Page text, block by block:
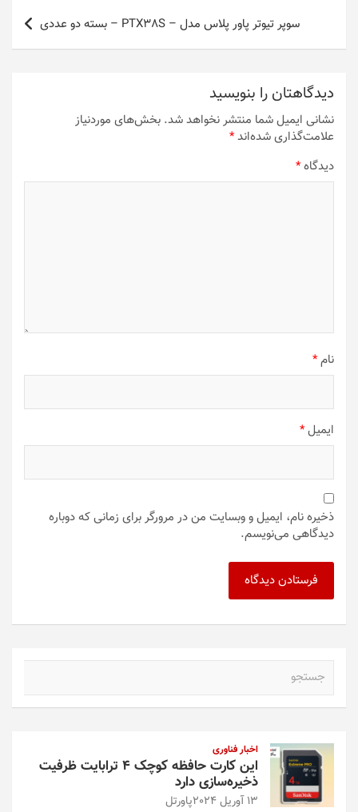
سوپر تیوتر پاور پلاس مدل – PTX38S – بسته دو عددی
دیدگاهتان را بنویسید
نشانی ایمیل شما منتشر نخواهد شد. بخش‌های موردنیاز
علامت‌گذاری شده‌اند*
دیدگاه*
نام*
ایمیل*
ذخیره نام، ایمیل و وبسایت من در مرورگر برای زمانی که دوباره
دیدگاهی می‌نویسم.
اخبار فناوری
این کارت حافظه کوچک ۴ ترابایت ظرفیت
ذخیره‌سازی دارد
13 آوریل 2024 پاورتل